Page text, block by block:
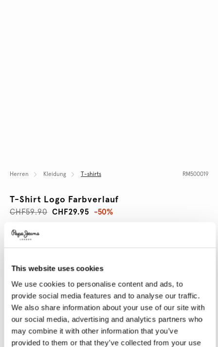
This website uses cookies
We use cookies to personalise content and ads, to
provide social media features and to analyse our traffic.
We also share information about your use of our site with
our social media, advertising and analytics partners who
may combine it with other information that you’ve
provided to them or that they’ve collected from your use
Herren Kleidung T-shirts RM500019
T-Shirt Logo Farbverlauf
CHF29.95
CHF59.90 -50%
GRÖßE AUSWÄHLEN:
XS
XXL
Größentabelle